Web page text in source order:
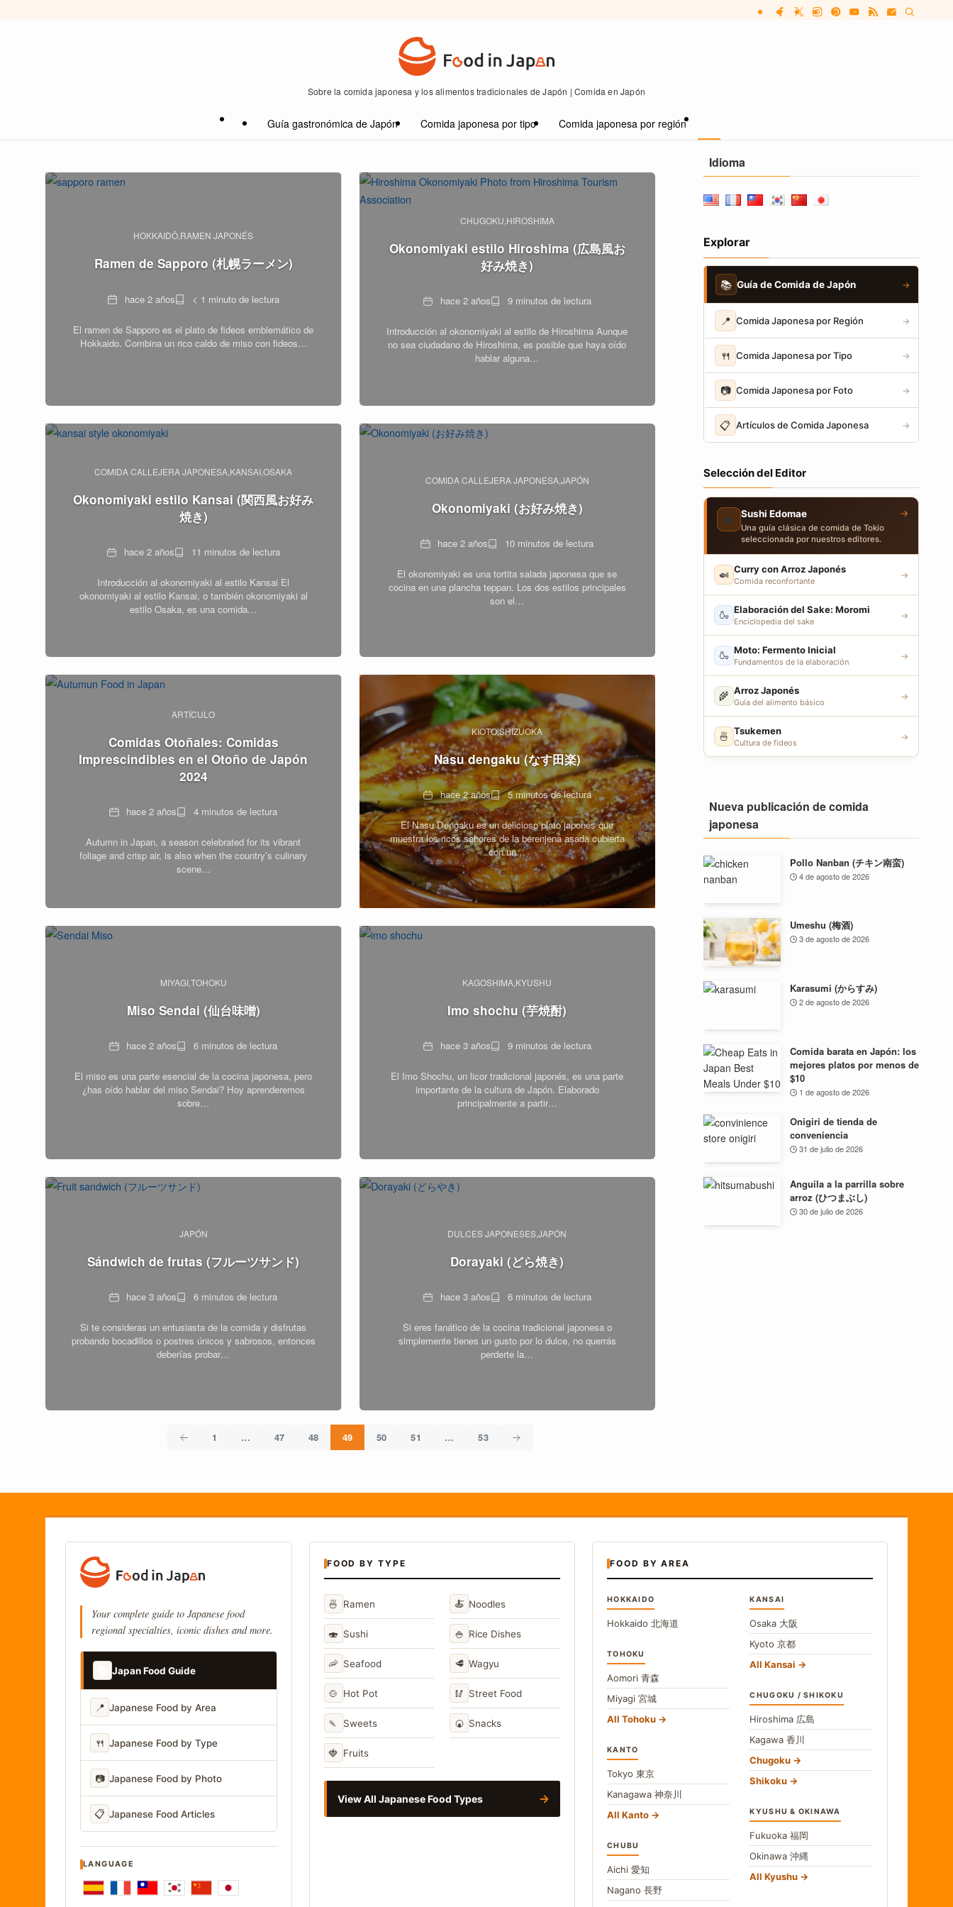
Sobre la comida japonesa y los alimentos tradicionales de Japón | Comida en Japón
Guía gastronómica de Japón Comida japonesa por tipo Comida japonesa por región
HOKKAIDŌ RAMEN JAPONÉS
Ramen de Sapporo (札幌ラーメン)
Fechahace 2 añosTiempo
lectura
< 1 minuto de lectura
El ramen de Sapporo es el plato de fideos emblemático de
Hokkaido. Combina un rico caldo de miso con fideos…
CHUGOKU HIROSHIMA
Okonomiyaki estilo Hiroshima (広島風お
好み焼き)
Fechahace 2 añosTiempo
lectura
9 minutos de lectura
Introducción al okonomiyaki al estilo de Hiroshima Aunque
no sea ciudadano de Hiroshima, es posible que haya oído
hablar alguna…
COMIDA CALLEJERA JAPONESA KANSAIOSAKA
Okonomiyaki estilo Kansai (関西風お好み
焼き)
Fechahace 2 añosTiempo
lectura
11 minutos de lectura
Introducción al okonomiyaki al estilo Kansai El
okonomiyaki al estilo Kansai, o también okonomiyaki al
estilo Osaka, es una comida…
COMIDA CALLEJERA JAPONESAJAPÓN
Okonomiyaki (お好み焼き)
Fechahace 2 añosTiempo
lectura
10 minutos de lectura
El okonomiyaki es una tortita salada japonesa que se
cocina en una plancha teppan. Los dos estilos principales
son el…
ARTÍCULO
Comidas Otoñales: Comidas
Imprescindibles en el Otoño de Japón
2024
Fechahace 2 añosTiempo
lectura
4 minutos de lectura
Autumn in Japan, a season celebrated for its vibrant
foliage and crisp air, is also when the country’s culinary
scene…
KIOTOSHIZUOKA
Nasu dengaku (なす田楽)
Fechahace 2 añosTiempo
de
lectura
5 minutos de lectura
El Nasu Dengaku es un delicioso plato japonés que
muestra los ricos sabores de la berenjena asada cubierta
con un…
MIYAGITOHOKU
Miso Sendai (仙台味噌)
Fechahace 2 añosTiempo
lectura
6 minutos de lectura
El miso es una parte esencial de la cocina japonesa, pero
¿has oído hablar del miso Sendai? Hoy aprenderemos
sobre…
KAGOSHIMA KYUSHU
Imo shochu (芋焼酎)
Fechahace 3 añosTiempo
lectura
9 minutos de lectura
El Imo Shochu, un licor tradicional japonés, es una parte
importante de la cultura de Japón. Elaborado
principalmente a partir…
JAPÓN
Sándwich de frutas (フルーツサンド)
Fechahace 3 añosTiempo
lectura
6 minutos de lectura
Si te consideras un entusiasta de la comida y disfrutas
probando bocadillos o postres únicos y sabrosos, entonces
deberías probar…
DULCES JAPONESESJAPÓN
Dorayaki (どら焼き)
Fechahace 3 añosTiempo
lectura
6 minutos de lectura
Si eres fanático de la cocina tradicional japonesa o
simplemente tienes un gusto por lo dulce, no querrás
perderte la…
1 … 47 48 49 50 51 … 53
Idioma
Explorar
📚 Guía de Comida de Japón →
📍 Comida Japonesa por Región →
🍴 Comida Japonesa por Tipo →
📷 Comida Japonesa por Foto →
📋 Artículos de Comida Japonesa →
Selección del Editor
🍣 Sushi Edomae
Una guía clásica de comida de Tokio
seleccionada por nuestros editores.
→
🍛 Curry con Arroz Japonés
Comida reconfortante
→
🍶 Elaboración del Sake: Moromi
Enciclopedia del sake
→
🍶 Moto: Fermento Inicial
Fundamentos de la elaboración
→
🌾 Arroz Japonés
Guía del alimento básico
→
🍜 Tsukemen
Cultura de fideos
→
Nueva publicación de comida
japonesa
Pollo Nanban (チキン南蛮)
4 de agosto de 2026
Umeshu (梅酒)
3 de agosto de 2026
Karasumi (からすみ)
2 de agosto de 2026
Comida barata en Japón: los
mejores platos por menos de
$10
1 de agosto de 2026
Onigiri de tienda de
conveniencia
31 de julio de 2026
Anguila a la parrilla sobre
arroz (ひつまぶし)
30 de julio de 2026
Your complete guide to Japanese food
regional specialties, iconic dishes and more.
Japan Food Guide
📍 Japanese Food by Area
🍴 Japanese Food by Type
📷 Japanese Food by Photo
📋 Japanese Food Articles
LANGUAGE
FOOD BY TYPE
🍜 Ramen 🍝 Noodles
🍣 Sushi 🍚 Rice Dishes
🦐 Seafood 🥩 Wagyu
🍲 Hot Pot 🥢 Street Food
🍡 Sweets 🍘 Snacks
🍓 Fruits
View All Japanese Food Types →
FOOD BY AREA
HOKKAIDO
Hokkaido 北海道
TOHOKU
Aomori 青森
Miyagi 宮城
All Tohoku
KANTO
Tokyo 東京
Kanagawa 神奈川
All Kanto
CHUBU
Aichi 愛知
Nagano 長野
KANSAI
Osaka 大阪
Kyoto京都
All Kansai
CHUGOKU / SHIKOKU
Hiroshima 広島
Kagawa香川
Chugoku
Shikoku
KYUSHU & OKINAWA
Fukuoka福岡
Okinawa沖縄
All Kyushu